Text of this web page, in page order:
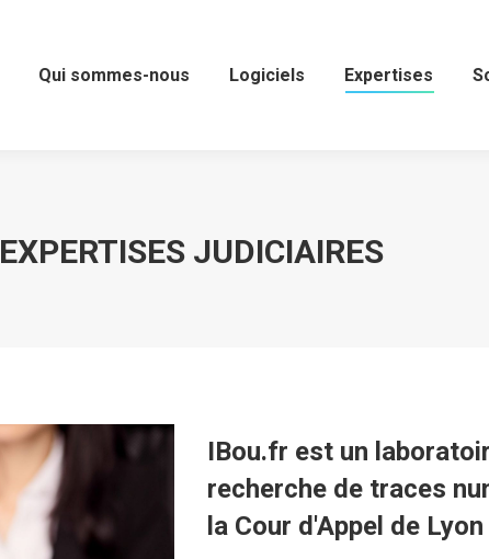
Qui sommes-nous Logiciels Expertises
EXPERTISES JUDICIAIRES
IBou.fr est un
recherche de traces
la Cour d'Appel de Lyon
Qui sommes-nous Logiciels Expertises